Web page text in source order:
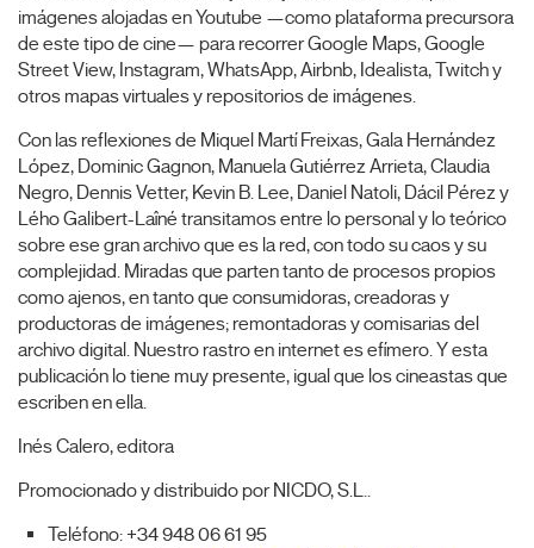
imágenes alojadas en Youtube —como plataforma precursora
de este tipo de cine— para recorrer Google Maps, Google
Street View, Instagram, WhatsApp, Airbnb, Idealista, Twitch y
otros mapas virtuales y repositorios de imágenes.
Con las reflexiones de Miquel Martí Freixas, Gala Hernández
López, Dominic Gagnon, Manuela Gutiérrez Arrieta, Claudia
Negro, Dennis Vetter, Kevin B. Lee, Daniel Natoli, Dácil Pérez y
Lého Galibert-Laîné transitamos entre lo personal y lo teórico
sobre ese gran archivo que es la red, con todo su caos y su
complejidad. Miradas que parten tanto de procesos propios
como ajenos, en tanto que consumidoras, creadoras y
productoras de imágenes; remontadoras y comisarias del
archivo digital. Nuestro rastro en internet es efímero. Y esta
publicación lo tiene muy presente, igual que los cineastas que
escriben en ella.
Inés Calero, editora
Promocionado y distribuido por NICDO, S.L..
Teléfono: +34 948 06 61 95